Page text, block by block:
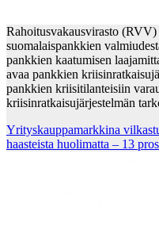
Rahoitusvakausvirasto
suomalaispankkien
pankkien kaatumisen
avaa pankkien
pankkien kriisitilanteisiin
kriisinratkaisujärjestelmän
Yrityskauppamarkkina
haasteista huolimatta – 13